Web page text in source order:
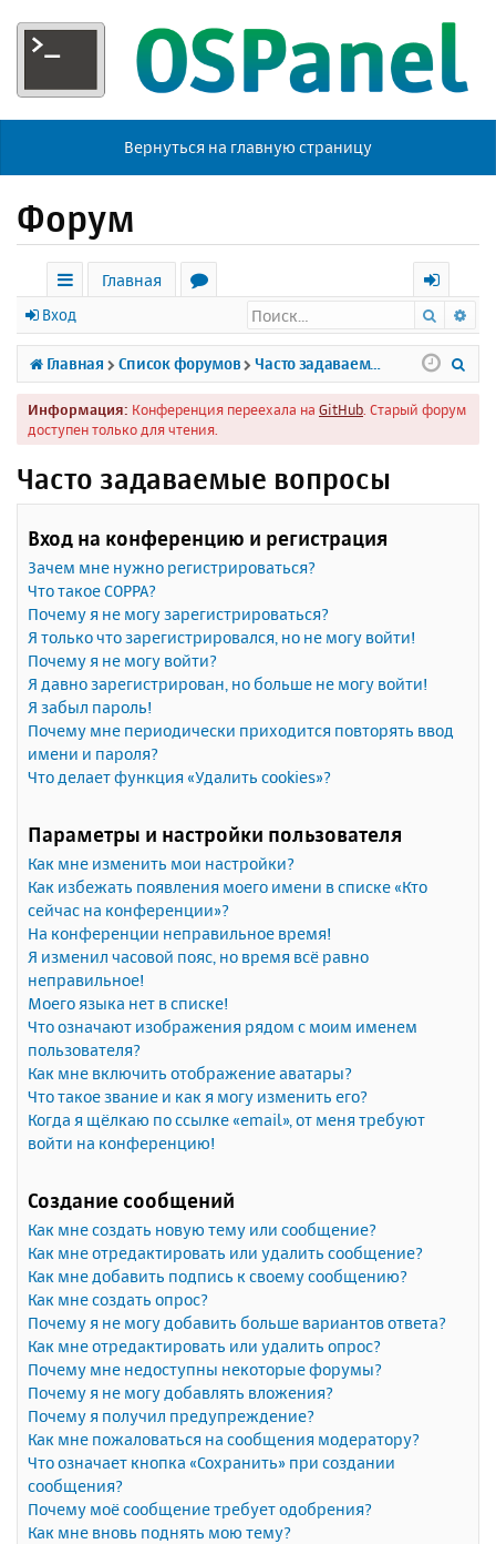
Вернуться на главную страницу
Форум
с
ы
л
к
Главная
р
у
м
х
о
д
Вход Поиск
Главная Список форумов Часто задаваемые вопросы
Информация: Конференция переехала на GitHub . Старый форум
доступен только для чтения.
Часто задаваемые вопросы
Вход на конференцию и регистрация
Зачем мне нужно регистрироваться?
Что такое COPPA?
Почему я не могу зарегистрироваться?
Я только что зарегистрировался, но не могу войти!
Почему я не могу войти?
Я давно зарегистрирован, но больше не могу войти!
Я забыл пароль!
Почему мне периодически приходится повторять ввод
имени и пароля?
Что делает функция «Удалить cookies»?
Параметры и настройки пользователя
Как мне изменить мои настройки?
Как избежать появления моего имени в списке «Кто
сейчас на конференции»?
На конференции неправильное время!
Я изменил часовой пояс, но время всё равно
неправильное!
Моего языка нет в списке!
Что означают изображения рядом с моим именем
пользователя?
Как мне включить отображение аватары?
Что такое звание и как я могу изменить его?
Когда я щёлкаю по ссылке «email», от меня требуют
войти на конференцию!
Создание сообщений
Как мне создать новую тему или сообщение?
Как мне отредактировать или удалить сообщение?
Как мне добавить подпись к своему сообщению?
Как мне создать опрос?
Почему я не могу добавить больше вариантов ответа?
Как мне отредактировать или удалить опрос?
Почему мне недоступны некоторые форумы?
Почему я не могу добавлять вложения?
Почему я получил предупреждение?
Как мне пожаловаться на сообщения модератору?
Что означает кнопка «Сохранить» при создании
сообщения?
Почему моё сообщение требует одобрения?
Как мне вновь поднять мою тему?